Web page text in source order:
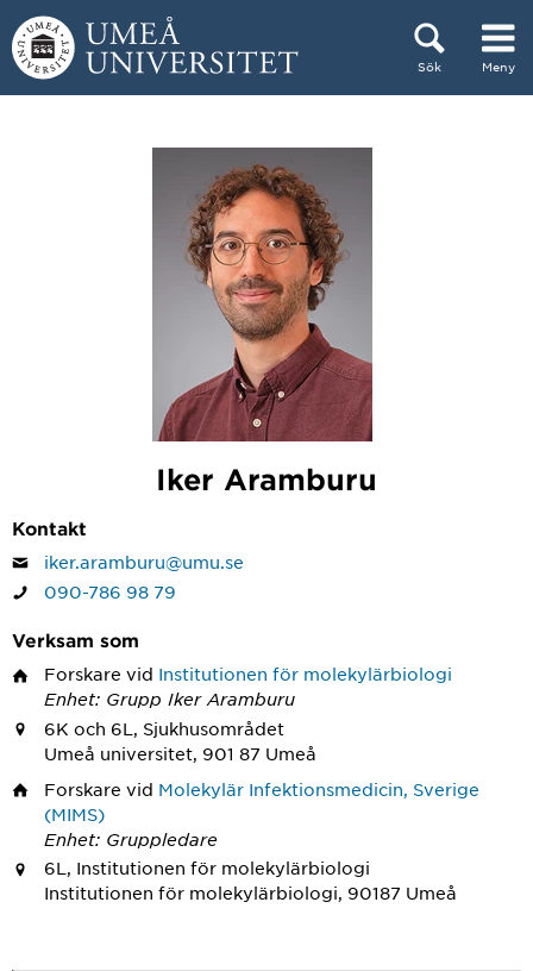
Hoppa direkt till innehållet
Sök Meny
Iker Aramburu
Kontakt
iker.aramburu@umu.se
090-786 98 79
Verksam som
Forskare vid Institutionen för molekylärbiologi
Enhet: Grupp Iker Aramburu
6K och 6L, Sjukhusområdet
Umeå universitet, 901 87 Umeå
Forskare vid Molekylär Infektionsmedicin, Sverige
(MIMS)
Enhet: Gruppledare
6L, Institutionen för molekylärbiologi
Institutionen för molekylärbiologi, 90187 Umeå